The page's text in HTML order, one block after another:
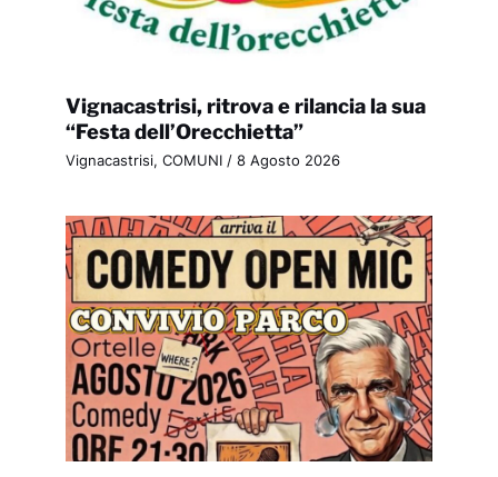
Vignacastrisi, ritrova e rilancia la sua
“Festa dell’Orecchietta”
Vignacastrisi, COMUNI/ 8 Agosto 2026